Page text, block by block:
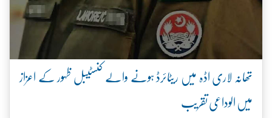
تھانہ لاری اڈہ میں ریٹائرڈ ہونے والے کنسٹیبل ظہور کے اعزاز
میں الوداعی تقریب